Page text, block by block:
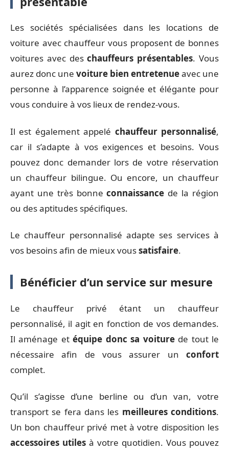
Les sociétés spécialisées dans les locations de
voiture avec chauffeur vous proposent de bonnes
voitures avec deschauffeurs présentables. Vous
aurez donc une voiture bien entretenueavec une
personne à l’apparence soignée et élégante pour
vous conduire à vos lieux de rendez-vous.
Il est également appelé chauffeur personnalisé,
car il s’adapte à vos exigences et besoins. Vous
pouvez donc demander lors de votre réservation
un chauffeur bilingue. Ou encore, un chauffeur
ayant une très bonneconnaissance de la région
ou des aptitudes spécifiques.
Le chauffeur personnalisé adapte ses services à
vos besoins afin de mieux voussatisfaire.
Bénéficier d’un service sur mesure
Le chauffeur privé étant un chauffeur
personnalisé, il agit en fonction de vos demandes.
Il aménage etéquipe donc sa voiturede tout le
nécessaire afin de vous assurer un confort
complet.
Qu’il s’agisse d’une berline ou d’un van, votre
transport se fera dans les meilleures conditions.
Un bon chauffeur privé met à votre disposition les
accessoires utiles à votre quotidien. Vous pouvez